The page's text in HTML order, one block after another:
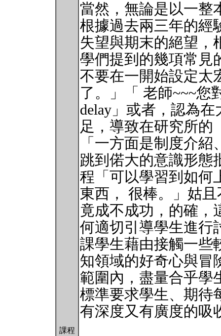
課程
當然，無論是以一整
根據過去兩三年的經
失望與期末的絕望，
學們提到的幾項常見
不要在一開始設定太
了。」「 老師~~~您
delay」或者，認為
足，導致在研究所的
「一方面是制度介
跳到偌大的意識形態
程「可以學習到如何
東西， 很棒。」姑
竟成不成功，的確，
何適切引導學生進行
課學生藉由接觸一些
知領域的好奇心與冒
範圍內，盡量合乎學
標準要求學生、期待
有深度又有廣度的吸